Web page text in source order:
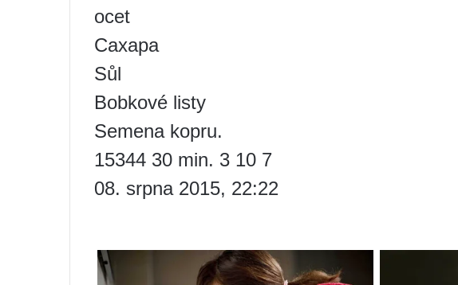
ocet
Сахара
Sůl
Bobkové listy
Semena kopru.
15344 30 min. 3 10 7
08. srpna 2015, 22:22